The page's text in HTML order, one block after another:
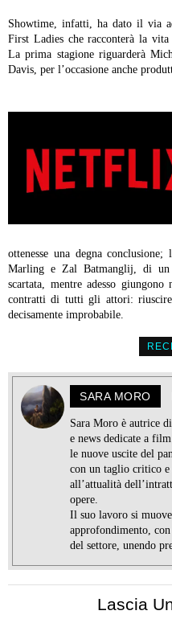
Showtime, infatti, ha dato il via
First Ladies che racconterà la
La prima stagione riguarderà
Davis, per l’occasione anche
ottenesse una degna
Marling e Zal Batmanglij, di
scartata, mentre adesso
contratti di tutti gli attori: riuscire
decisamente improbabile.
SARA MORO
Sara Moro è autrice
e news dedicate a
le nuove uscite del
con un taglio critico e
all’attualità
opere.
Il suo lavoro si
approfondimento,
del settore, unendo
Lascia